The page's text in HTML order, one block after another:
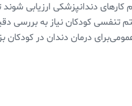
کار‌های دندانپزشکی
تنفسی کودکان نیاز به بررسی
درمان دندان در